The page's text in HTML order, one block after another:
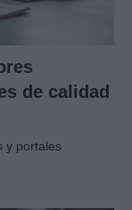
de calidad
y portales